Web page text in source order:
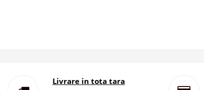
Livrare in tota tara